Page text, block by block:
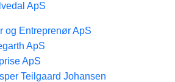
ApS
og Entreprenør ApS
ApS
ApS
Teilgaard Johansen